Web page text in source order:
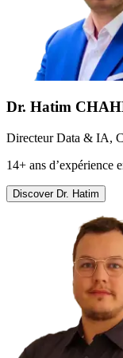
Dr. Hatim
Directeur Data & IA,
14+ ans
Discover Dr. Hatim